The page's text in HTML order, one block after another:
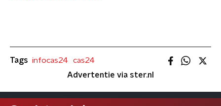
Tags infocas24
cas24
Advertentie via ster.nl